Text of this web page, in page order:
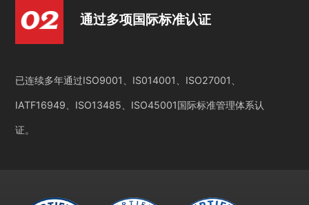
通过多项国际标准认证
已连续多年通过ISO9001、IS014001、ISO27001、
IATF16949、ISO13485、ISO45001国际标准管理体系认
证。